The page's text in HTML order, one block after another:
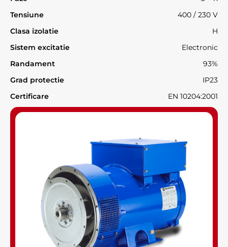
Tensiune
400 / 230 V
Clasa izolatie
H
Sistem excitatie
Electronic
Randament
93%
Grad protectie
IP23
Certificare
EN 10204:2001